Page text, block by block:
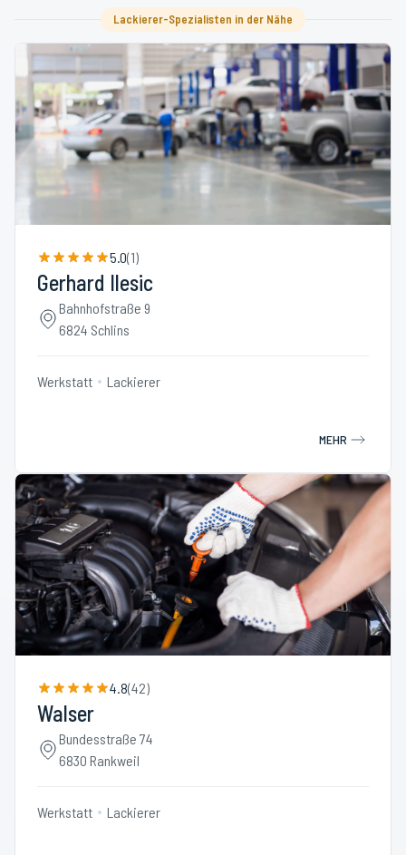
Lackierer-Spezialisten in der Nähe
5.0(1)
Gerhard Ilesic
Bahnhofstraße 9
6824 Schlins
Werkstatt Lackierer
MEHR
4.8(42)
Walser
Bundesstraße 74
6830 Rankweil
Werkstatt Lackierer